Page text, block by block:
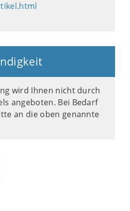
wird Ihnen nicht durch
angeboten. Bei Bedarf
an die oben genannte